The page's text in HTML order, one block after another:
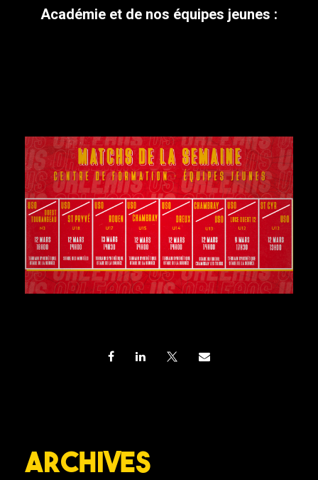
Académie et de nos équipes jeunes :
Archives